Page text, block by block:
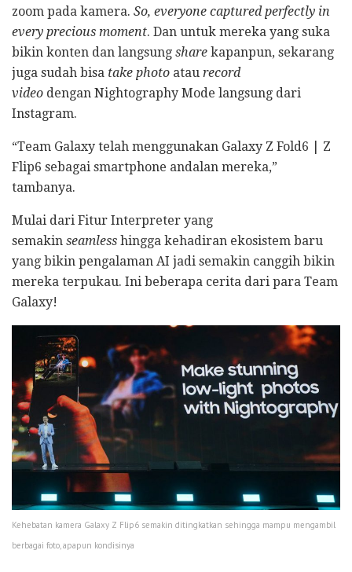
zoom pada kamera. So, everyone captured perfectly in
every precious moment. Dan untuk mereka yang suka
bikin konten dan langsung share kapanpun, sekarang
juga sudah bisa take photo atau record
video dengan Nightography Mode langsung dari
Instagram.
“Team Galaxy telah menggunakan Galaxy Z Fold6 | Z
Flip6 sebagai smartphone andalan mereka,”
tambanya.
Mulai dari Fitur Interpreter yang
semakin seamless hingga kehadiran ekosistem baru
yang bikin pengalaman AI jadi semakin canggih bikin
mereka terpukau. Ini beberapa cerita dari para Team
Galaxy!
Kehebatan kamera Galaxy Z Flip6 semakin ditingkatkan sehingga mampu mengambil
berbagai foto, apapun kondisinya